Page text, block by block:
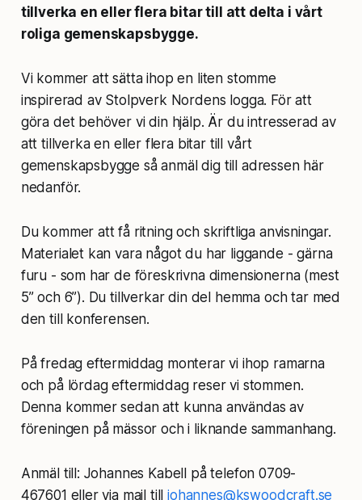
tillverka en eller flera bitar till att delta i vårt
roliga gemenskapsbygge.
Vi kommer att sätta ihop en liten stomme
inspirerad av Stolpverk Nordens logga. För att
göra det behöver vi din hjälp. Är du intresserad av
att tillverka en eller flera bitar till vårt
gemenskapsbygge så anmäl dig till adressen här
nedanför.
Du kommer att få ritning och skriftliga anvisningar.
Materialet kan vara något du har liggande - gärna
furu - som har de föreskrivna dimensionerna (mest
5” och 6”). Du tillverkar din del hemma och tar med
den till konferensen.
På fredag eftermiddag monterar vi ihop ramarna
och på lördag eftermiddag reser vi stommen.
Denna kommer sedan att kunna användas av
föreningen på mässor och i liknande sammanhang.
Anmäl till: Johannes Kabell på telefon 0709-
467601 eller via mail tilljohannes@kswoodcraft.se